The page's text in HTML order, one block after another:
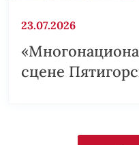
23.07.2026
сцене